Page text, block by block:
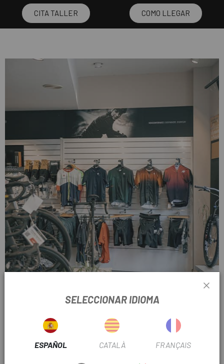
CITA TALLER COMO LLEGAR
ZONAS ESPECÍFICAS
SELECCIONAR IDIOMA
ESPAÑOL CATALÀ FRANÇAIS